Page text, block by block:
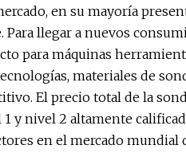
en su mayoría
llegar a nuevos
para máquinas
materiales de
El precio total de la
y nivel 2 altamente
en el mercado